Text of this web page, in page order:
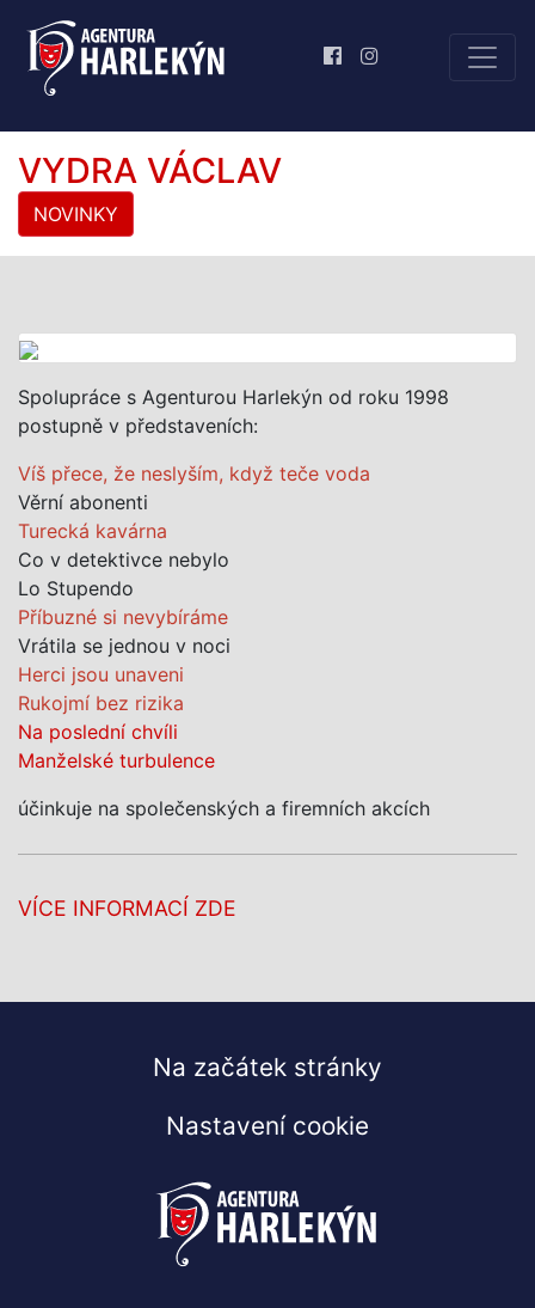
VYDRA VÁCLAV
NOVINKY
Spolupráce s Agenturou Harlekýn od roku 1998
postupně v představeních:
Víš přece, že neslyším, když teče voda
Věrní abonenti
Turecká kavárna
Co v detektivce nebylo
Lo Stupendo
Příbuzné si nevybíráme
Vrátila se jednou v noci
Herci jsou unaveni
Rukojmí bez rizika
Na poslední chvíli
Manželské turbulence
účinkuje na společenských a firemních akcích
VÍCE INFORMACÍ ZDE
Na začátek stránky
Nastavení cookie